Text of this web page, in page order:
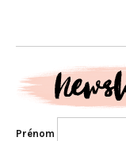
Prénom